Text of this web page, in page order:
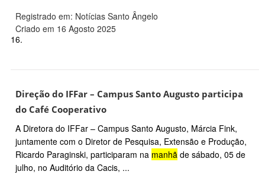
Registrado em: Notícias Santo Ângelo
Criado em 16 Agosto 2025
16.
Direção do IFFar – Campus Santo Augusto participa
do Café Cooperativo
A Diretora do IFFar – Campus Santo Augusto, Márcia Fink,
juntamente com o Diretor de Pesquisa, Extensão e Produção,
Ricardo Paraginski, participaram na manhã de sábado, 05 de
julho, no Auditório da Cacis, ...